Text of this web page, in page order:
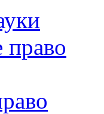
право